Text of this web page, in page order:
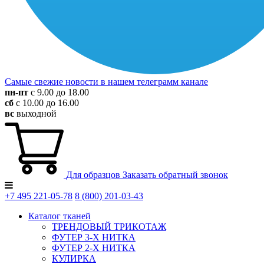
Самые свежие новости в нашем телеграмм канале
пн-пт с 9.00 до 18.00
сб с 10.00 до 16.00
вс выходной
Для образцов Заказать обратный звонок
+7 495 221-05-78 8 (800) 201-03-43
Каталог тканей
ТРЕНДОВЫЙ ТРИКОТАЖ
ФУТЕР 3-Х НИТКА
ФУТЕР 2-Х НИТКА
КУЛИРКА